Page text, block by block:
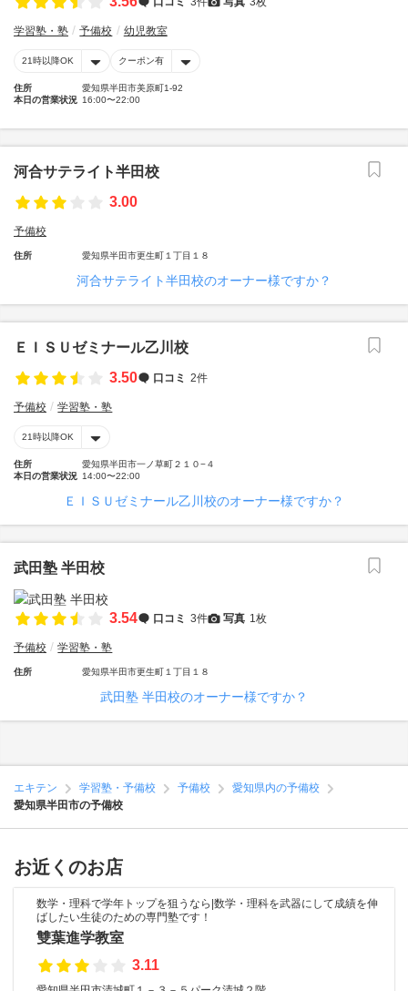
学習塾・塾 予備校 幼児教室
21時以降OK クーポン有
住所
愛知県半田市美原町1-92
本日の営業状況 16:00〜22:00
河合サテライト半田校
3.00
予備校
住所 愛知県半田市更生町１丁目１８
河合サテライト半田校のオーナー様ですか？
ＥＩＳＵゼミナール乙川校
3.50
口コミ 2件
予備校 学習塾・塾
21時以降OK
住所
愛知県半田市一ノ草町２１０−４
本日の営業状況 14:00〜22:00
ＥＩＳＵゼミナール乙川校のオーナー様ですか？
武田塾 半田校
3.54 口コミ 3件 写真 1枚
予備校 学習塾・塾
住所 愛知県半田市更生町１丁目１８
武田塾 半田校のオーナー様ですか？
エキテン 学習塾・予備校 予備校
愛知県内の予備校
愛知県半田市の予備校
お近くのお店
数学・理科で学年トップを狙うなら|数学・理科を武器にして成績を伸
ばしたい生徒のための専門塾です！
雙葉進学教室
3.11